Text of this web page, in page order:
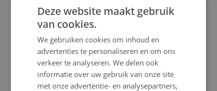
BUITEN DEURMAT MARMERGRIJS
Prijs: 39.99 € KOPEN
Deze website maakt gebruik
van cookies.
We gebruiken cookies om inhoud en
advertenties te personaliseren en om ons
verkeer te analyseren. We delen ook
informatie over uw gebruik van onze site
met onze advertentie- en analysepartners,